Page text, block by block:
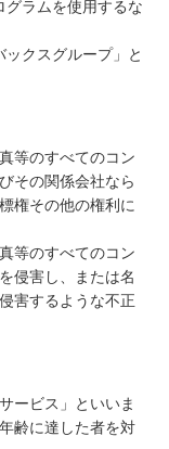
グラムを使用するな
クスグループ」と
等のすべてのコン
その関係会社なら
権その他の権利に
等のすべてのコン
侵害し、または名
害するような不正
ービス」といいま
齢に達した者を対